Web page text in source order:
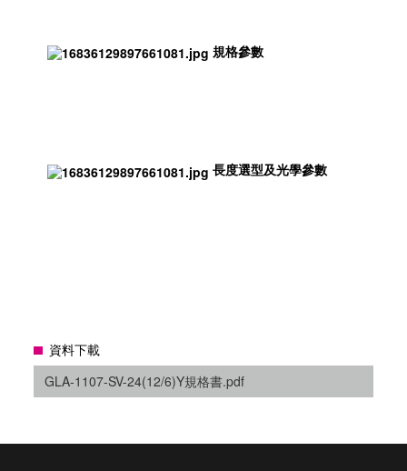
規格參數
長度選型及光學參數
資料下載
GLA-1107-SV-24(12/6)Y規格書.pdf